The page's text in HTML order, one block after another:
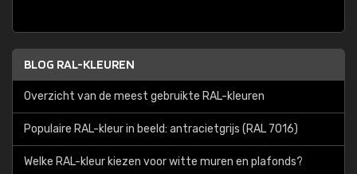
BLOG RAL-KLEUREN
Overzicht van de meest gebruikte RAL-kleuren
Populaire RAL-kleur in beeld: antracietgrijs (RAL 7016)
Welke RAL-kleur kiezen voor witte muren en plafonds?